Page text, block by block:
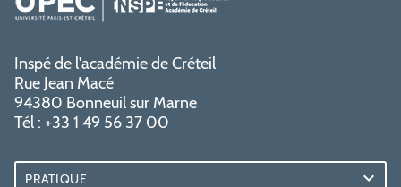
Inspé de l'académie de Créteil
Rue Jean Macé
94380 Bonneuil sur Marne
Tél : +33 1 49 56 37 00
PRATIQUE